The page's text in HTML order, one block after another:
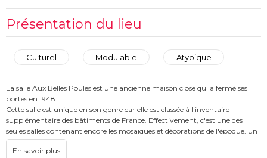
Présentation du lieu
Culturel Modulable Atypique
La salle Aux Belles Poules est une ancienne maison close qui a fermé ses
portes en 1948.
Cette salle est unique en son genre car elle est classée à l'inventaire
supplémentaire des bâtiments de France. Effectivement, c'est une des
seules salles contenant encore les mosaïques et décorations de l'époque, un
vrai petit bijou d'art-déco.
Nous avons ré-ouvert ce lieu historique et atypique en Novembre 2017.